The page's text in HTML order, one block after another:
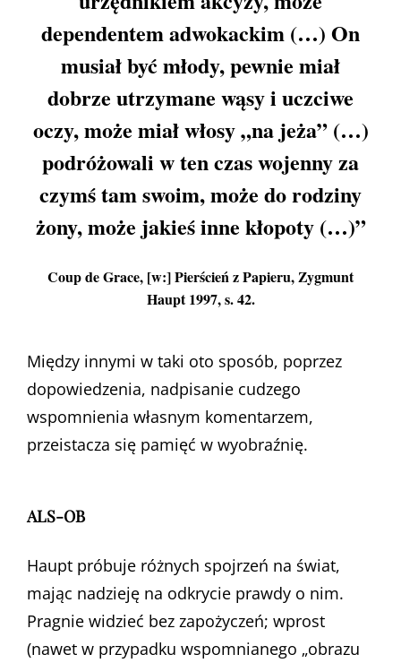
dependentem adwokackim (…) On
musiał być młody, pewnie miał
dobrze utrzymane wąsy i uczciwe
oczy, może miał włosy „na jeża” (…)
podróżowali w ten czas wojenny za
czymś tam swoim, może do rodziny
żony, może jakieś inne kłopoty (…)”
Coup de Grace, [w:] Pierścień z Papieru, Zygmunt
Haupt 1997, s. 42.
Między innymi w taki oto sposób, poprzez
dopowiedzenia, nadpisanie cudzego
wspomnienia własnym komentarzem,
przeistacza się pamięć w wyobraźnię.
ALS-OB
Haupt próbuje różnych spojrzeń na świat,
mając nadzieję na odkrycie prawdy o nim.
Pragnie widzieć bez zapożyczeń; wprost
(nawet w przypadku wspomnianego „obrazu